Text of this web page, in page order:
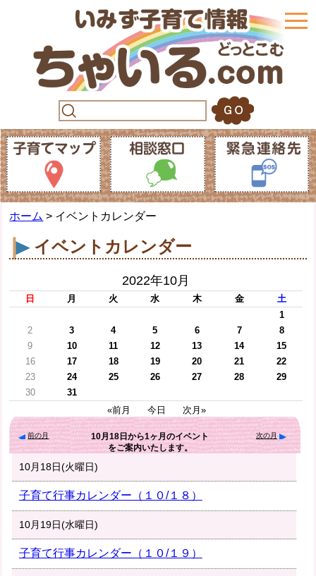
ホーム > イベントカレンダー
イベントカレンダー
2022年10月
日 月 火 水 木 金
土
1
2
3 4 5 6 7
8
9
10 11 12 13 14
15
16
17 18 19 20 21
22
23
24 25 26 27 28
29
30
31
«前月
今日 次月»
前の月 10月18日から1ヶ月のイベント
をご案内いたします。
次の月
10月18日(火曜日)
子育て行事カレンダー（１０/１８）
10月19日(水曜日)
子育て行事カレンダー（１０/１９）